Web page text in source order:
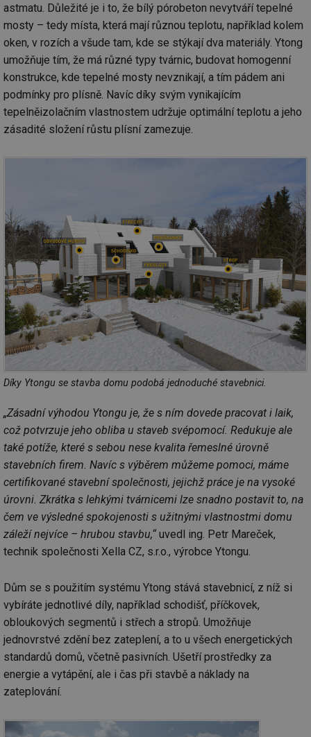
astmatu. Důležité je i to, že bílý pórobeton nevytváří tepelné
mosty – tedy místa, která mají různou teplotu, například kolem
oken, v rozích a všude tam, kde se stýkají dva materiály. Ytong
umožňuje tím, že má různé typy tvárnic, budovat homogenní
konstrukce, kde tepelné mosty nevznikají, a tím pádem ani
podmínky pro plísně. Navíc díky svým vynikajícím
tepelněizolačním vlastnostem udržuje optimální teplotu a jeho
zásadité složení růstu plísní zamezuje.
Díky Ytongu se stavba domu podobá jednoduché stavebnici.
„Zásadní výhodou Ytongu je, že s ním dovede pracovat i laik,
což potvrzuje jeho obliba u staveb svépomocí. Redukuje ale
také potíže, které s sebou nese kvalita řemeslné úrovně
stavebních firem. Navíc s výběrem můžeme pomoci, máme
certifikované stavební společnosti, jejichž práce je na vysoké
úrovni. Zkrátka s lehkými tvárnicemi lze snadno postavit to, na
čem ve výsledné spokojenosti s užitnými vlastnostmi domu
záleží nejvíce – hrubou stavbu,“uvedl ing. Petr Mareček,
technik společnosti Xella CZ, s.r.o., výrobce Ytongu.
Dům se s použitím systému Ytong stává stavebnicí, z níž si
vybíráte jednotlivé díly, například schodišť, příčkovek,
obloukových segmentů i střech a stropů. Umožňuje
jednovrstvé zdění bez zateplení, a to u všech energetických
standardů domů, včetně pasivních. Ušetří prostředky za
energie a vytápění, ale i čas při stavbě a náklady na
zateplování.